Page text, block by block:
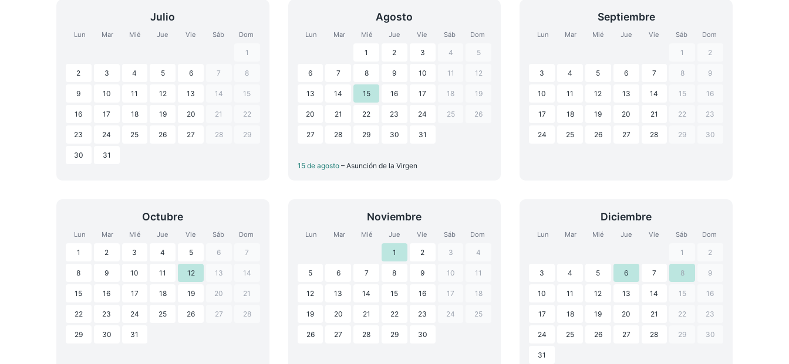
Julio
Lun Mar Mié Jue Vie Sáb Dom
1
2 3 4 5 6 7 8
9 10 11 12 13 14 15
16 17 18 19 20 21 22
23 24 25 26 27 28 29
30 31
Agosto
Lun Mar Mié Jue Vie Sáb Dom
1 2 3 4 5
6 7 8 9 10 11 12
13 14 15 16 17 18 19
20 21 22 23 24 25 26
27 28 29 30 31
15 de agosto – Asunción de la Virgen
Septiembre
Lun Mar Mié Jue Vie Sáb Dom
1 2
3 4 5 6 7 8 9
10 11 12 13 14 15 16
17 18 19 20 21 22 23
24 25 26 27 28 29 30
Octubre
Lun Mar Mié Jue Vie Sáb Dom
1 2 3 4 5 6 7
8 9 10 11 12 13 14
15 16 17 18 19 20 21
22 23 24 25 26 27 28
29 30 31
Noviembre
Lun Mar Mié Jue Vie Sáb Dom
1 2 3 4
5 6 7 8 9 10 11
12 13 14 15 16 17 18
19 20 21 22 23 24 25
26 27 28 29 30
Diciembre
Lun Mar Mié Jue Vie Sáb Dom
1 2
3 4 5 6 7 8 9
10 11 12 13 14 15 16
17 18 19 20 21 22 23
24 25 26 27 28 29 30
31